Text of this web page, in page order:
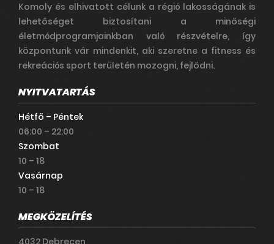
Komoly és elhivatott célunk a régió lakosságának is
lehetőséget biztosítani a minőségi
életmódprogramjainkban való részvételre, így
központunk vár mindenkit, aki szeretne a fitness és
rekreációs sport területén mozogni, fejlődni.
NYITVATARTÁS
Hétfő – Péntek
06:00 – 22:00
Szombat
10 – 18
Vasárnap
10 – 18
MEGKÖZELÍTÉS
4032 Debrecen,